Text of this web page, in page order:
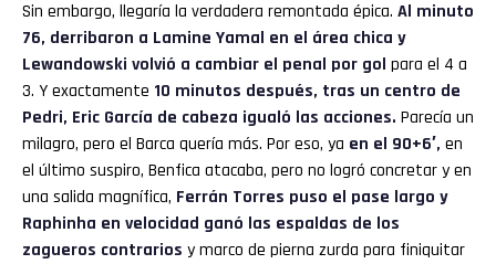
Sin embargo, llegaría la verdadera remontada épica. Al minuto
76, derribaron a Lamine Yamal en el área chica y
Lewandowski volvió a cambiar el penal por gol para el 4 a
3. Y exactamente 10 minutos después, tras un centro de
Pedri, Eric García de cabeza igualó las acciones. Parecía un
milagro, pero el Barca quería más. Por eso, ya en el 90+6′, en
el último suspiro, Benfica atacaba, pero no logró concretar y en
una salida magnífica, Ferrán Torres puso el pase largo y
Raphinha en velocidad ganó las espaldas de los
zagueros contrarios y marco de pierna zurda para finiquitar